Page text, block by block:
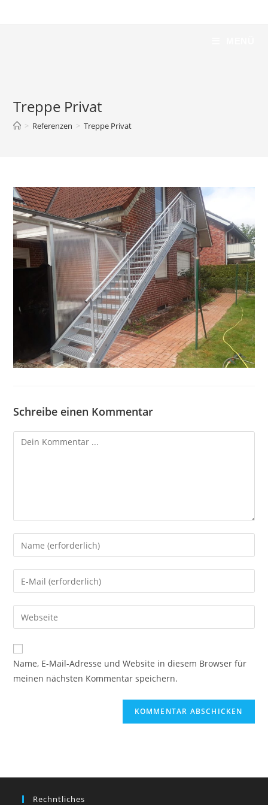
Treppe Privat
> Referenzen > Treppe Privat
Schreibe einen Kommentar
Kommentieren
Gib
deinen
Namen
oder
zum
Kommentieren
ein
Gib
deine
E-
Mail-
zum
Kommentieren
ein
Gib
deine
Website-
URL
Name, E-Mail-Adresse und Website in diesem Browser für
meinen nächsten Kommentar speichern.
Rechntliches